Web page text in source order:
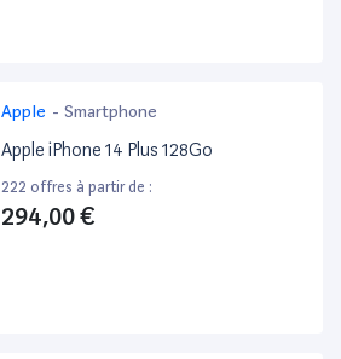
Apple - Smartphone
Apple iPhone 14 Plus 128Go
222 offres à partir de :
294,00 €